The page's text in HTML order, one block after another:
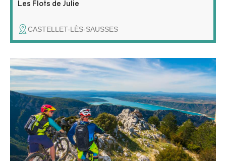
Les Flots de Julie
CASTELLET-LÈS-SAUSSES
Accompagnement, encadrement VTT, VTTAE, VAE.